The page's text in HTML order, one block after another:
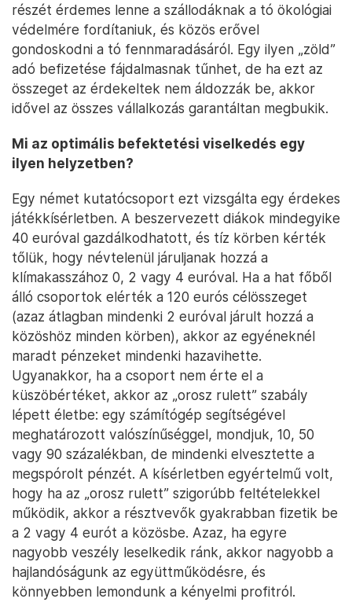
részét érdemes lenne a szállodáknak a tó ökológiai
védelmére fordítaniuk, és közös erővel
gondoskodni a tó fennmaradásáról. Egy ilyen „zöld”
adó befizetése fájdalmasnak tűnhet, de ha ezt az
összeget az érdekeltek nem áldozzák be, akkor
idővel az összes vállalkozás garantáltan megbukik.
Mi az optimális befektetési viselkedés egy
ilyen helyzetben?
Egy német kutatócsoport ezt vizsgálta egy érdekes
játékkísérletben. A beszervezett diákok mindegyike
40 euróval gazdálkodhatott, és tíz körben kérték
tőlük, hogy névtelenül járuljanak hozzá a
klímakasszához 0, 2 vagy 4 euróval. Ha a hat főből
álló csoportok elérték a 120 eurós célösszeget
(azaz átlagban mindenki 2 euróval járult hozzá a
közöshöz minden körben), akkor az egyéneknél
maradt pénzeket mindenki hazavihette.
Ugyanakkor, ha a csoport nem érte el a
küszöbértéket, akkor az „orosz rulett” szabály
lépett életbe: egy számítógép segítségével
meghatározott valószínűséggel, mondjuk, 10, 50
vagy 90 százalékban, de mindenki elvesztette a
megspórolt pénzét. A kísérletben egyértelmű volt,
hogy ha az „orosz rulett” szigorúbb feltételekkel
működik, akkor a résztvevők gyakrabban fizetik be
a 2 vagy 4 eurót a közösbe. Azaz, ha egyre
nagyobb veszély leselkedik ránk, akkor nagyobb a
hajlandóságunk az együttműködésre, és
könnyebben lemondunk a kényelmi profitról.